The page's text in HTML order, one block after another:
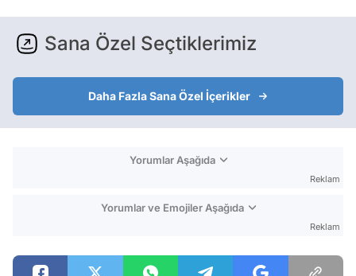
Sana Özel Seçtiklerimiz
Daha Fazla Sana Özel İçerikler
Yorumlar Aşağıda
Reklam
Yorumlar ve Emojiler Aşağıda
Reklam